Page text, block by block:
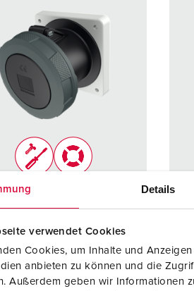
Details
verwendet Cookies
Cookies, um Inhalte und
anbieten zu können und die
Außerdem geben wir Informationen
3283
125 A